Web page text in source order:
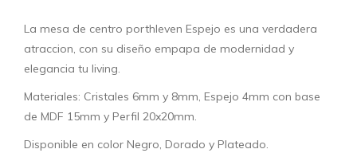
La mesa de centro porthleven Espejo es una verdadera
atraccion, con su diseño empapa de modernidad y
elegancia tu living.
Materiales: Cristales 6mm y 8mm, Espejo 4mm con base
de MDF 15mm y Perfil 20x20mm.
Disponible en color Negro, Dorado y Plateado.